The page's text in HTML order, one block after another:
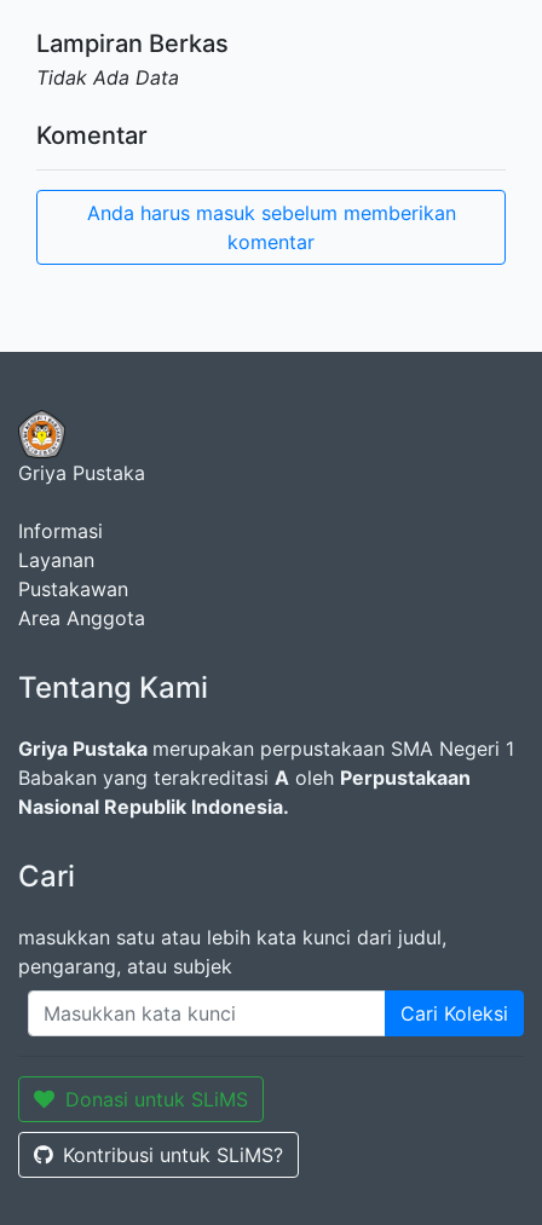
Lampiran Berkas
Tidak Ada Data
Komentar
Anda harus masuk sebelum memberikan
komentar
Griya Pustaka
Informasi
Layanan
Pustakawan
Area Anggota
Tentang Kami
Griya Pustaka merupakan perpustakaan SMA Negeri 1
Babakan yang terakreditasi A oleh Perpustakaan
Nasional Republik Indonesia.
Cari
masukkan satu atau lebih kata kunci dari judul,
pengarang, atau subjek
Cari Koleksi
Donasi untuk SLiMS
Kontribusi untuk SLiMS?